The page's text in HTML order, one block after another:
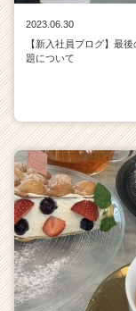
2023.06.30
【新入社員ブログ】最
題について